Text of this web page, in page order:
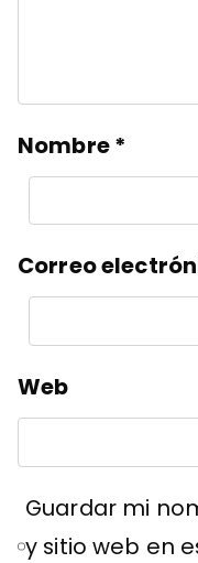
Nombre*
Correo
Web
Guardar mi
y sitio web en